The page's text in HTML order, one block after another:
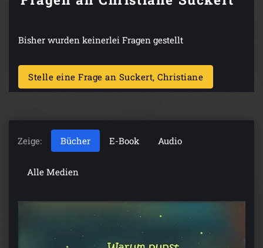
Bisher wurden keinerlei Fragen gestellt
Stelle eine Frage an Suckert, Christiane
Zeige: Bücher E-Book Audio
Alle Medien